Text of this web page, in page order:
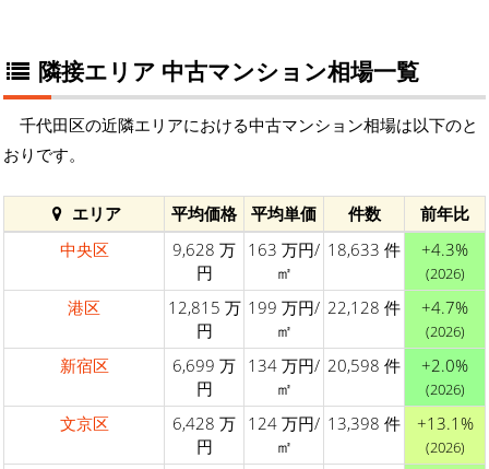
隣接エリア 中古マンション相場一覧
千代田区の近隣エリアにおける中古マンション相場は以下のと
おりです。
エリア 平均価格 平均単価 件数
前年比
中央区
9,628 万
円
163 万円/
㎡
18,633 件 +4.3%
(2026)
港区
12,815 万
円
199 万円/
㎡
22,128 件 +4.7%
(2026)
新宿区
6,699 万
円
134 万円/
㎡
20,598 件 +2.0%
(2026)
文京区
6,428 万
円
124 万円/
㎡
13,398 件 +13.1%
(2026)